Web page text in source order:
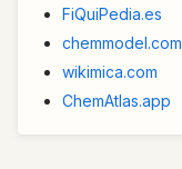
FiQuiPedia.es
chemmodel.com
wikimica.com
ChemAtlas.app